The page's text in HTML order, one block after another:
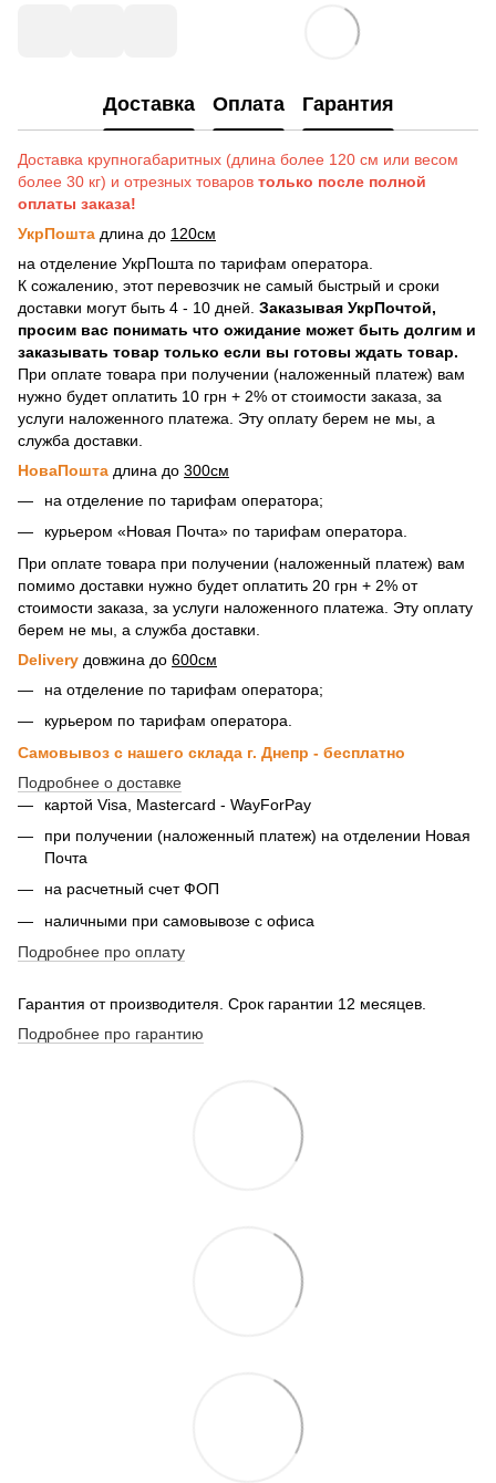
Доставка Оплата Гарантия
Доставка крупногабаритных (длина более 120 см или весом
более 30 кг) и отрезных товаров только после полной
оплаты заказа!
УкрПошта длина до 120см
на отделение УкрПошта по тарифам оператора.
К сожалению, этот перевозчик не самый быстрый и сроки
доставки могут быть 4 - 10 дней. Заказывая УкрПочтой,
просим вас понимать что ожидание может быть долгим и
заказывать товар только если вы готовы ждать товар.
При оплате товара при получении (наложенный платеж) вам
нужно будет оплатить 10 грн + 2% от стоимости заказа, за
услуги наложенного платежа. Эту оплату берем не мы, а
служба доставки.
НоваПошта длина до 300см
на отделение по тарифам оператора;
курьером «Новая Почта» по тарифам оператора.
При оплате товара при получении (наложенный платеж) вам
помимо доставки нужно будет оплатить 20 грн + 2% от
стоимости заказа, за услуги наложенного платежа. Эту оплату
берем не мы, а служба доставки.
Delivery довжина до 600см
на отделение по тарифам оператора;
курьером по тарифам оператора.
Самовывоз с нашего склада г. Днепр - бесплатно
Подробнее о доставке
картой Visa, Mastercard - WayForPay
при получении (наложенный платеж) на отделении Новая
Почта
на расчетный счет ФОП
наличными при самовывозе с офиса
Подробнее про оплату
Гарантия от производителя. Срок гарантии 12 месяцев.
Подробнее про гарантию